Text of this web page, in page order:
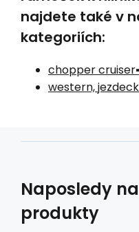
najdete také v
kategoriích:
chopper cruiser
western,
Naposledy
produkty